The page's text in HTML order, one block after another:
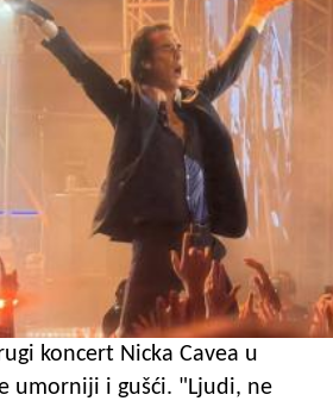
koncert Nicka Cavea u
umorniji i gušći. "Ljudi, ne